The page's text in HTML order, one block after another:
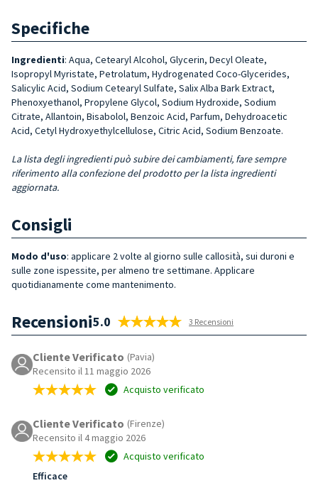
Specifiche
Ingredienti: Aqua, Cetearyl Alcohol, Glycerin, Decyl Oleate,
Isopropyl Myristate, Petrolatum, Hydrogenated Coco-Glycerides,
Salicylic Acid, Sodium Cetearyl Sulfate, Salix Alba Bark Extract,
Phenoxyethanol, Propylene Glycol, Sodium Hydroxide, Sodium
Citrate, Allantoin, Bisabolol, Benzoic Acid, Parfum, Dehydroacetic
Acid, Cetyl Hydroxyethylcellulose, Citric Acid, Sodium Benzoate.
La lista degli ingredienti può subire dei cambiamenti, fare sempre
riferimento alla confezione del prodotto per la lista ingredienti
aggiornata.
Consigli
Modo d'uso: applicare 2 volte al giorno sulle callosità, sui duroni e
sulle zone ispessite, per almeno tre settimane. Applicare
quotidianamente come mantenimento.
Recensioni5.0 3 Recensioni
Cliente Verificato (Pavia)
Recensito il 11 maggio 2026
Acquisto verificato
Cliente Verificato (Firenze)
Recensito il 4 maggio 2026
Acquisto verificato
Efficace